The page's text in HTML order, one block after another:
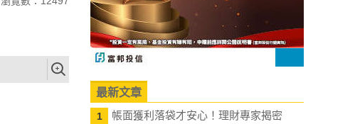
最新文章
1
帳面獲利落袋才安心！理財專家揭密